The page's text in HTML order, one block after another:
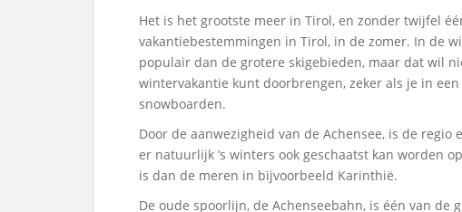
Het is het grootste meer in Tirol, en zonder twijfel
vakantiebestemmingen in Tirol, in de zomer. In de
populair dan de grotere skigebieden, maar dat wil
wintervakantie kunt doorbrengen, zeker als je in
snowboarden.
Door de aanwezigheid van de Achensee, is de
er natuurlijk ’s winters ook geschaatst kan worden
is dan de meren in bijvoorbeeld Karinthië.
De oude spoorlijn, de Achenseebahn, is één van de